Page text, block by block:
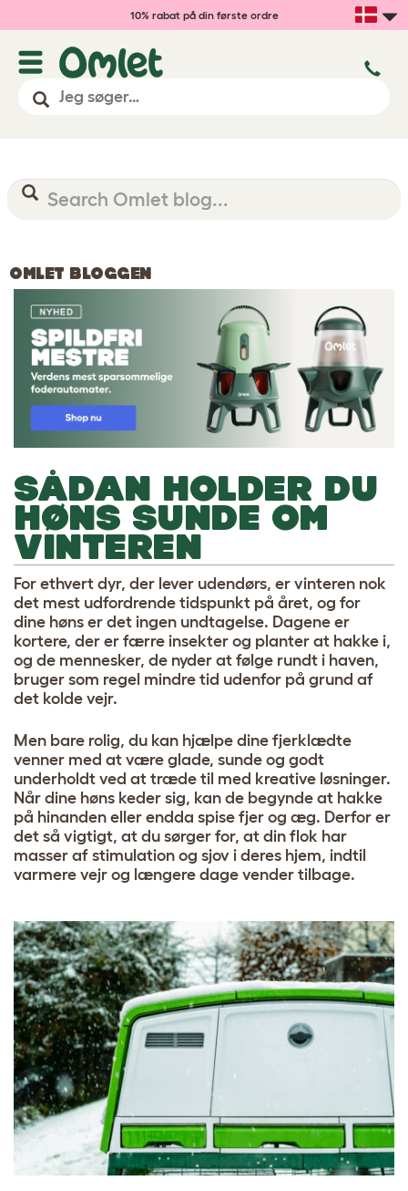
10% rabat på din første ordre
OMLET BLOGGEN
SÅDAN HOLDER DU
HØNS SUNDE OM
VINTEREN
For ethvert dyr, der lever udendørs, er vinteren nok
det mest udfordrende tidspunkt på året, og for
dine høns er det ingen undtagelse. Dagene er
kortere, der er færre insekter og planter at hakke i,
og de mennesker, de nyder at følge rundt i haven,
bruger som regel mindre tid udenfor på grund af
det kolde vejr.
Men bare rolig, du kan hjælpe dine fjerklædte
venner med at være glade, sunde og godt
underholdt ved at træde til med kreative løsninger.
Når dine høns keder sig, kan de begynde at hakke
på hinanden eller endda spise fjer og æg. Derfor er
det så vigtigt, at du sørger for, at din flok har
masser af stimulation og sjov i deres hjem, indtil
varmere vejr og længere dage vender tilbage.